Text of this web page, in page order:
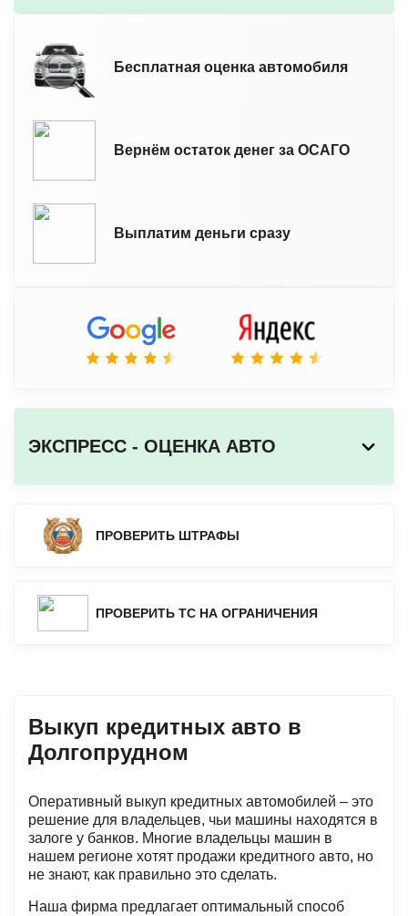
Бесплатная оценка автомобиля
Вернём остаток денег за ОСАГО
Выплатим деньги сразу
Выкуп кредитных авто в
Долгопрудном
Оперативный выкуп кредитных автомобилей – это
решение для владельцев, чьи машины находятся в
залоге у банков. Многие владельцы машин в
нашем регионе хотят продажи кредитного авто, но
не знают, как правильно это сделать.
Наша фирма предлагает оптимальный способ
ЭКСПРЕСС - ОЦЕНКА АВТО
ПРОВЕРИТЬ ШТРАФЫ
ПРОВЕРИТЬ ТС НА ОГРАНИЧЕНИЯ